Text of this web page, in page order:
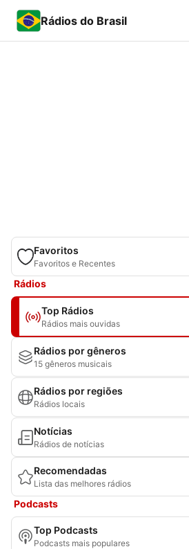
Rádios do Brasil
Favoritos
Favoritos e Recentes
Rádios
Top Rádios
Rádios mais ouvidas
Rádios por gêneros
15 gêneros musicais
Rádios por regiões
Rádios locais
Notícias
Rádios de notícias
Recomendadas
Lista das melhores rádios
Podcasts
Top Podcasts
Podcasts mais populares